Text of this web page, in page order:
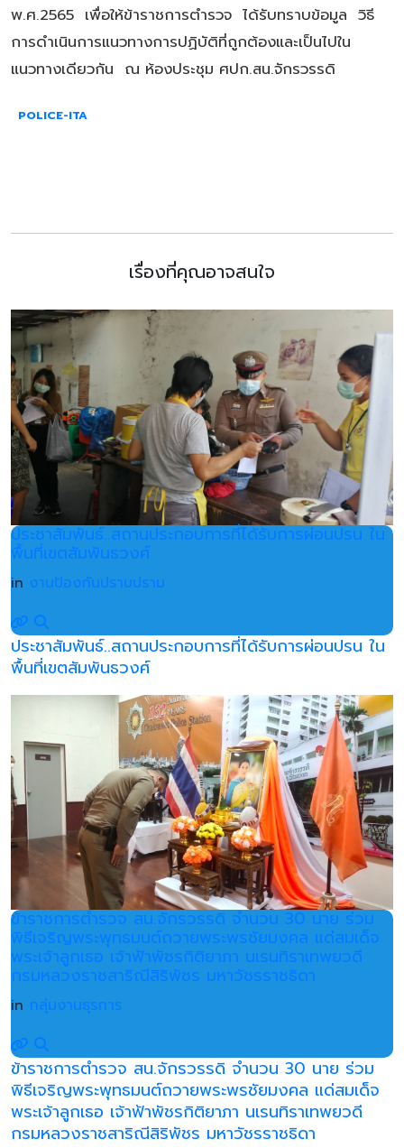
พ.ศ.2565 เพื่อให้ข้าราชการตำรวจ ได้รับทราบข้อมูล วิธี
การดำเนินการแนวทางการปฏิบัติที่ถูกต้องและเป็นไปใน
แนวทางเดียวกัน ณ ห้องประชุม ศปก.สน.จักรวรรดิ
POLICE-ITA
เรื่องที่คุณอาจสนใจ
ประชาสัมพันธ์..สถานประกอบการที่ได้รับการผ่อนปรน ใน
พื้นที่เขตสัมพันธวงศ์
in งานป้องกันปราบปราม
ประชาสัมพันธ์..สถานประกอบการที่ได้รับการผ่อนปรน ใน
พื้นที่เขตสัมพันธวงศ์
ข้าราชการตำรวจ สน.จักรวรรดิ จำนวน 30 นาย ร่วม
พิธีเจริญพระพุทธมนต์ถวายพระพรชัยมงคล แด่สมเด็จ
พระเจ้าลูกเธอ เจ้าฟ้าพัชรกิติยาภา นเรนทิราเทพยวดี
กรมหลวงราชสาริณีสิริพัชร มหาวัชรราชธิดา
in กลุ่มงานธุรการ
ข้าราชการตำรวจ สน.จักรวรรดิ จำนวน 30 นาย ร่วม
พิธีเจริญพระพุทธมนต์ถวายพระพรชัยมงคล แด่สมเด็จ
พระเจ้าลูกเธอ เจ้าฟ้าพัชรกิติยาภา นเรนทิราเทพยวดี
กรมหลวงราชสาริณีสิริพัชร มหาวัชรราชธิดา